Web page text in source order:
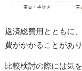
返済総費用とともに
費がかかることがあり
比較検討の際には気